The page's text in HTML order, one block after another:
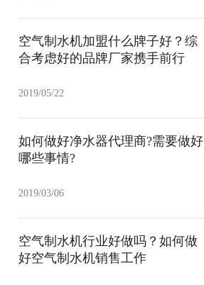
空气制水机加盟什么牌子好？综
合考虑好的品牌厂家携手前行
2019/05/22
如何做好净水器代理商?需要做好
哪些事情?
2019/03/06
空气制水机行业好做吗？如何做
好空气制水机销售工作